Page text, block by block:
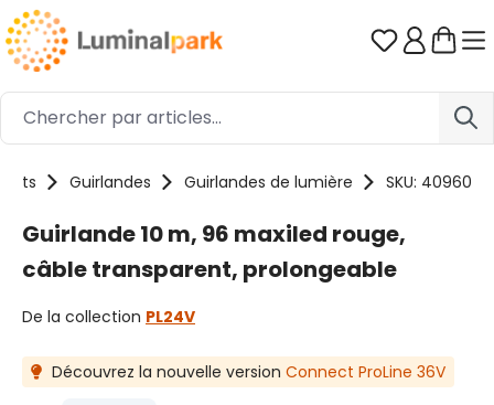
Passer au contenu principal Vous avez
Guirlandes Guirlandes de lumière SKU: 40960
Guirlande 10 m, 96 maxiled rouge,
câble transparent, prolongeable
De la collection PL24V
Découvrez la nouvelle version Connect ProLine 36V